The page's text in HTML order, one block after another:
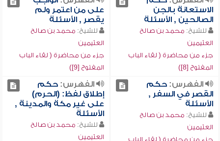
الاستعانة بالجن
الصالحين , الأسئلة
للشيخ: محمد بن صالح
العثيمين
جزء من محاضرة ( لقاء الباب
المفتوح [8])
على من اعتمر ولم
يقصر , الأسئلة
للشيخ: محمد بن صالح
العثيمين
جزء من محاضرة ( لقاء الباب
المفتوح [9])
الفهرس:حكم
القصر في السفر ,
الأسئلة
للشيخ: محمد بن صالح
العثيمين
جزء من محاضرة ( لقاء الباب
الفهرس:حكم
إطلاق لفظ: (الحرم)
على غير مكة والمدينة ,
الأسئلة
للشيخ: محمد بن صالح
العثيمين